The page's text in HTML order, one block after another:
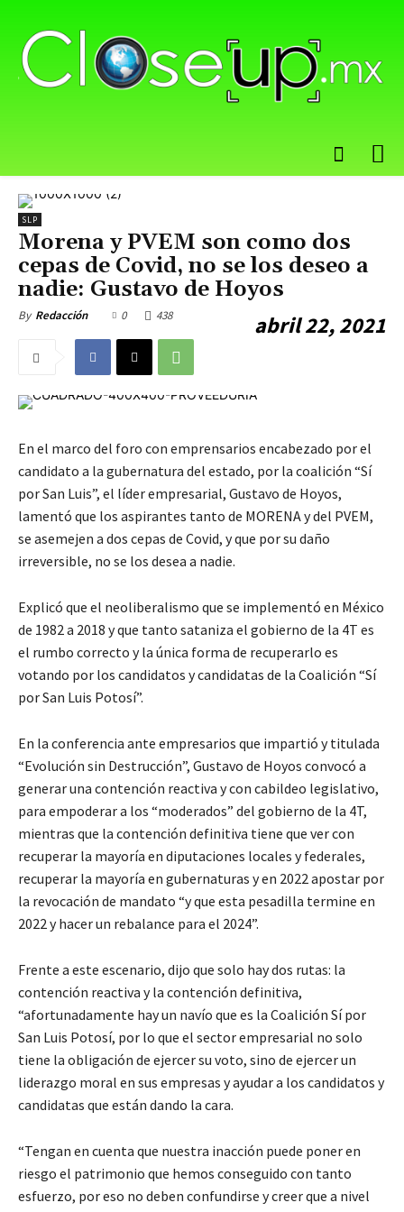
SLP
Morena y PVEM son como dos
cepas de Covid, no se los deseo a
nadie: Gustavo de Hoyos
By Redacción abril 22, 2021
0 438
En el marco del foro con emprensarios encabezado por el
candidato a la gubernatura del estado, por la coalición “Sí
por San Luis”, el líder empresarial, Gustavo de Hoyos,
lamentó que los aspirantes tanto de MORENA y del PVEM,
se asemejen a dos cepas de Covid, y que por su daño
irreversible, no se los desea a nadie.
Explicó que el neoliberalismo que se implementó en México
de 1982 a 2018 y que tanto sataniza el gobierno de la 4T es
el rumbo correcto y la única forma de recuperarlo es
votando por los candidatos y candidatas de la Coalición “Sí
por San Luis Potosí”.
En la conferencia ante empresarios que impartió y titulada
“Evolución sin Destrucción”, Gustavo de Hoyos convocó a
generar una contención reactiva y con cabildeo legislativo,
para empoderar a los “moderados” del gobierno de la 4T,
mientras que la contención definitiva tiene que ver con
recuperar la mayoría en diputaciones locales y federales,
recuperar la mayoría en gubernaturas y en 2022 apostar por
la revocación de mandato “y que esta pesadilla termine en
2022 y hacer un rebalance para el 2024”.
Frente a este escenario, dijo que solo hay dos rutas: la
contención reactiva y la contención definitiva,
“afortunadamente hay un navío que es la Coalición Sí por
San Luis Potosí, por lo que el sector empresarial no solo
tiene la obligación de ejercer su voto, sino de ejercer un
liderazgo moral en sus empresas y ayudar a los candidatos y
candidatas que están dando la cara.
“Tengan en cuenta que nuestra inacción puede poner en
riesgo el patrimonio que hemos conseguido con tanto
esfuerzo, por eso no deben confundirse y creer que a nivel